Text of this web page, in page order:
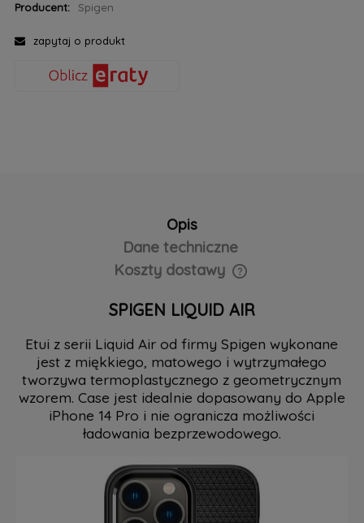
Producent:
Spigen
zapytaj o produkt
Opis
Dane techniczne
Koszty dostawy
Cena nie zawiera ewentualnych kosztów płatności
SPIGEN LIQUID AIR
Etui z serii Liquid Air od firmy Spigen wykonane
jest z miękkiego, matowego i wytrzymałego
tworzywa termoplastycznego z geometrycznym
wzorem. Case jest idealnie dopasowany do Apple
iPhone 14 Pro i nie ogranicza możliwości
ładowania bezprzewodowego.